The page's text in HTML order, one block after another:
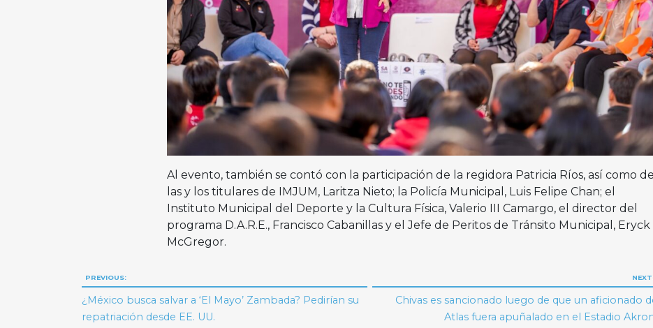
Al evento, también se contó con la participación de la regidora Patricia Ríos, así como de
las y los titulares de IMJUM, Laritza Nieto; la Policía Municipal, Luis Felipe Chan; el
Instituto Municipal del Deporte y la Cultura Física, Valerio III Camargo, el director del
programa D.A.R.E., Francisco Cabanillas y el Jefe de Peritos de Tránsito Municipal, Eryck
McGregor.
Navegación
de
PREVIOUS:
¿México busca salvar a ‘El Mayo’ Zambada? Pedirían su
repatriación desde EE. UU.
Chivas es sancionado luego de que un aficionado
Atlas fuera apuñalado en el Estadio